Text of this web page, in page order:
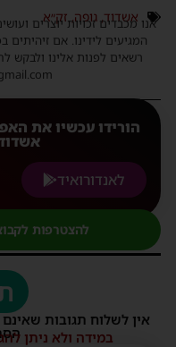
אשדוד,גופה,זק״א
אנו מכבדים זכויות יוצרים
המגיעים לידינו. אם זיהיתים
רשאים לפנות אלינו ולבקש
הורידו עכשיו את
לאנדורואיד
להצטרפות
אין לשלוח תגובות
במידה ולא ניתן